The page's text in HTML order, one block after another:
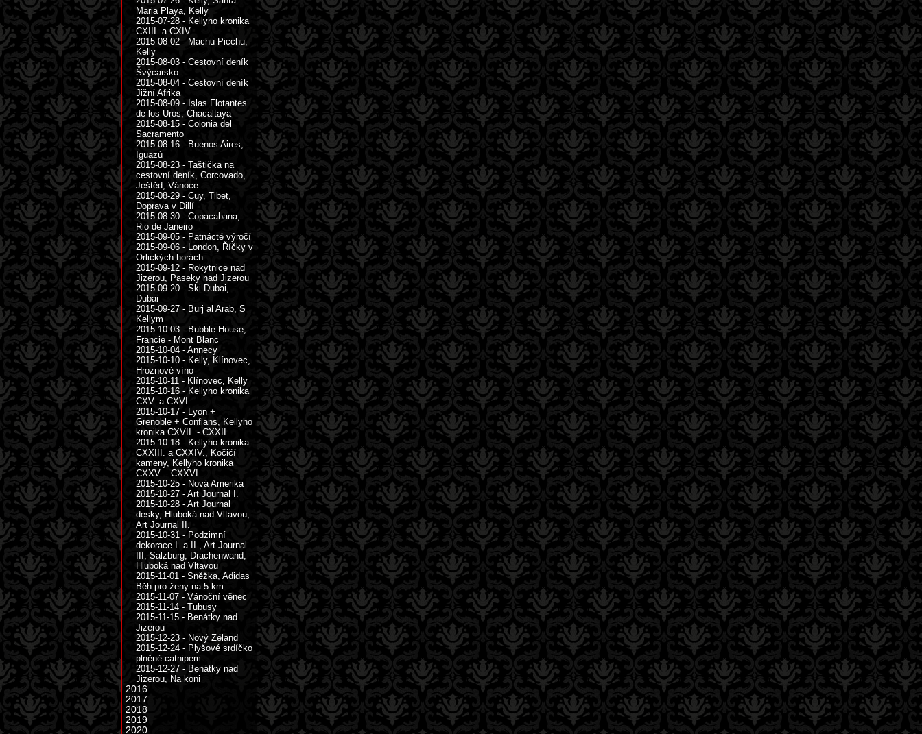
Maria Playa, Kelly
2015-07-28 - Kellyho kronika
CXIII. a CXIV.
2015-08-02 - Machu Picchu,
Kelly
2015-08-03 - Cestovní deník
Švýcarsko
2015-08-04 - Cestovní deník
Jižní Afrika
2015-08-09 - Islas Flotantes
de los Uros, Chacaltaya
2015-08-15 - Colonia del
Sacramento
2015-08-16 - Buenos Aires,
Iguazú
2015-08-23 - Taštička na
cestovní deník, Corcovado,
Ještěd, Vánoce
2015-08-29 - Cuy, Tibet,
Doprava v Dillí
2015-08-30 - Copacabana,
Rio de Janeiro
2015-09-05 - Patnácté výročí
2015-09-06 - London, Říčky v
Orlických horách
2015-09-12 - Rokytnice nad
Jizerou, Paseky nad Jizerou
2015-09-20 - Ski Dubai,
Dubai
2015-09-27 - Burj al Arab, S
Kellym
2015-10-03 - Bubble House,
Francie - Mont Blanc
2015-10-04 - Annecy
2015-10-10 - Kelly, Klínovec,
Hroznové víno
2015-10-11 - Klínovec, Kelly
2015-10-16 - Kellyho kronika
CXV. a CXVI.
2015-10-17 - Lyon +
Grenoble + Conflans, Kellyho
kronika CXVII. - CXXII.
2015-10-18 - Kellyho kronika
CXXIII. a CXXIV., Kočičí
kameny, Kellyho kronika
CXXV. - CXXVI.
2015-10-25 - Nová Amerika
2015-10-27 - Art Journal I.
2015-10-28 - Art Journal
desky, Hluboká nad Vltavou,
Art Journal II.
2015-10-31 - Podzimní
dekorace I. a II., Art Journal
III, Salzburg, Drachenwand,
Hluboká nad Vltavou
2015-11-01 - Sněžka, Adidas
Běh pro ženy na 5 km
2015-11-07 - Vánoční věnec
2015-11-14 - Tubusy
2015-11-15 - Benátky nad
Jizerou
2015-12-23 - Nový Zéland
2015-12-24 - Plyšové srdíčko
plněné catnipem
2015-12-27 - Benátky nad
Jizerou, Na koni
2016
2017
2018
2019
2020